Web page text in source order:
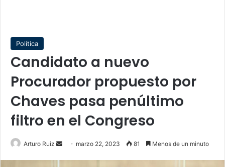
Política
Candidato a nuevo
Procurador propuesto por
Chaves pasa penúltimo
filtro en el Congreso
Arturo Ruiz
Send marzo 22, 2023 81 Menos de un minuto